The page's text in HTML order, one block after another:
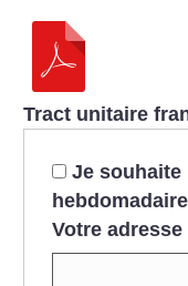
Tract unitaire
Je
Votre adresse